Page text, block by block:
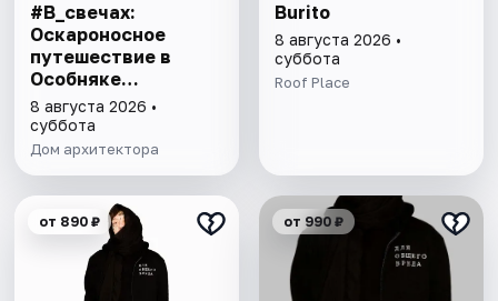
#В_свечах:
Оскароносное
путешествие в
Особняке
Половцова
8 августа 2026 •
суббота
Дом архитектора
Burito
8 августа 2026 •
суббота
Roof Place
от 890 ₽ от 990 ₽